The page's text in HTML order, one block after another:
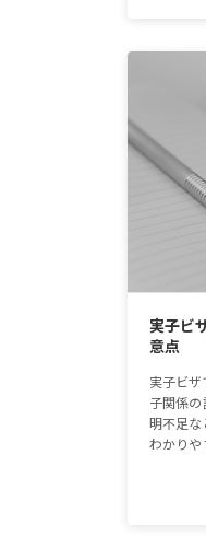
実子ビ
意点
実子ビ
子関係
明不足な
わかりや